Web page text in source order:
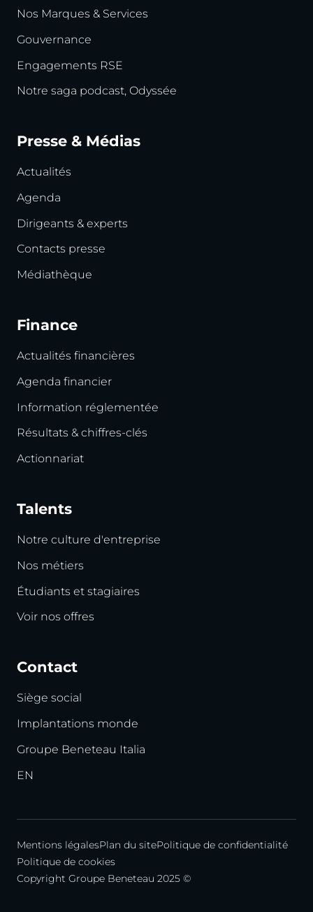
Nos Marques & Services
Gouvernance
Engagements RSE
Notre saga podcast, Odyssée
Presse & Médias
Actualités
Agenda
Dirigeants & experts
Contacts presse
Médiathèque
Finance
Actualités financières
Agenda financier
Information réglementée
Résultats & chiffres-clés
Actionnariat
Talents
Notre culture d'entreprise
Nos métiers
Étudiants et stagiaires
Voir nos offres
Contact
Siège social
Implantations monde
Groupe Beneteau Italia
EN
Mentions légalesPlan du sitePolitique de confidentialité
Politique de cookies
Copyright Groupe Beneteau 2025 ©